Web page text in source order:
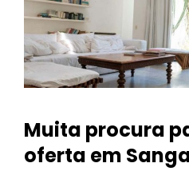
Muita procura
oferta em